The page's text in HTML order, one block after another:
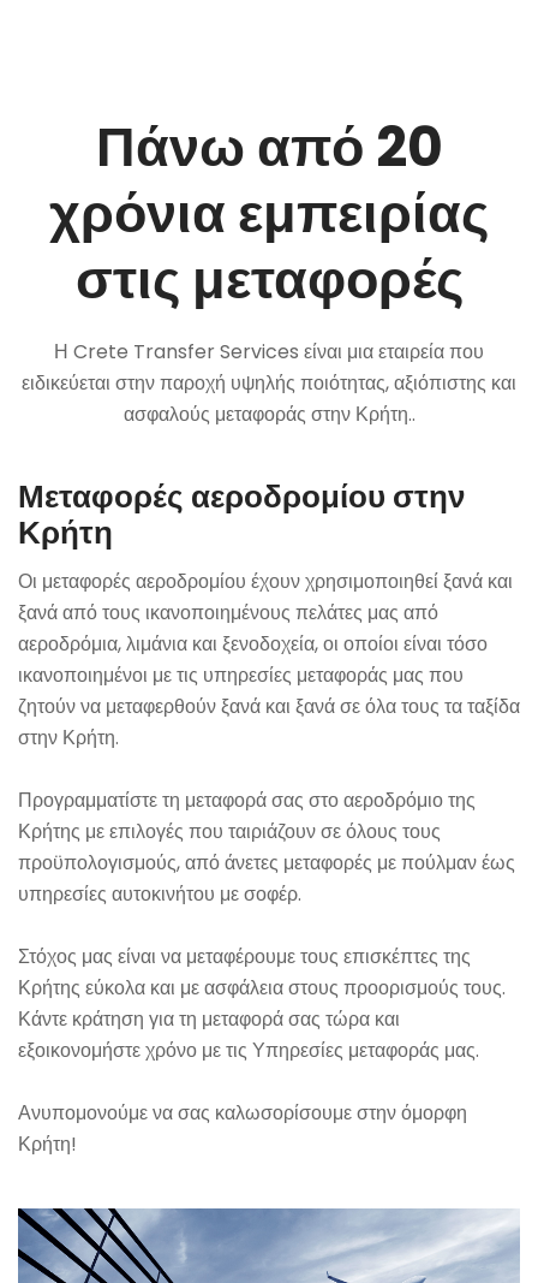
Πάνω από 20
χρόνια εμπειρίας
στις μεταφορές
Η Crete Transfer Services είναι μια εταιρεία που
ειδικεύεται στην παροχή υψηλής ποιότητας, αξιόπιστης και
ασφαλούς μεταφοράς στην Κρήτη..
Μεταφορές αεροδρομίου στην
Κρήτη
Οι μεταφορές αεροδρομίου έχουν χρησιμοποιηθεί ξανά και
ξανά από τους ικανοποιημένους πελάτες μας από
αεροδρόμια, λιμάνια και ξενοδοχεία, οι οποίοι είναι τόσο
ικανοποιημένοι με τις υπηρεσίες μεταφοράς μας που
ζητούν να μεταφερθούν ξανά και ξανά σε όλα τους τα ταξίδα
στην Κρήτη.
Προγραμματίστε τη μεταφορά σας στο αεροδρόμιο της
Κρήτης με επιλογές που ταιριάζουν σε όλους τους
προϋπολογισμούς, από άνετες μεταφορές με πούλμαν έως
υπηρεσίες αυτοκινήτου με σοφέρ.
Στόχος μας είναι να μεταφέρουμε τους επισκέπτες της
Κρήτης εύκολα και με ασφάλεια στους προορισμούς τους.
Κάντε κράτηση για τη μεταφορά σας τώρα και
εξοικονομήστε χρόνο με τις Υπηρεσίες μεταφοράς μας.
Ανυπομονούμε να σας καλωσορίσουμε στην όμορφη
Κρήτη!